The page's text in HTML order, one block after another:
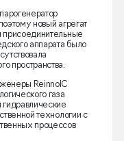
новый агрегат
присоединительные
аппарата было
пространства.
ReinnolC
газа
технологии с
процессов